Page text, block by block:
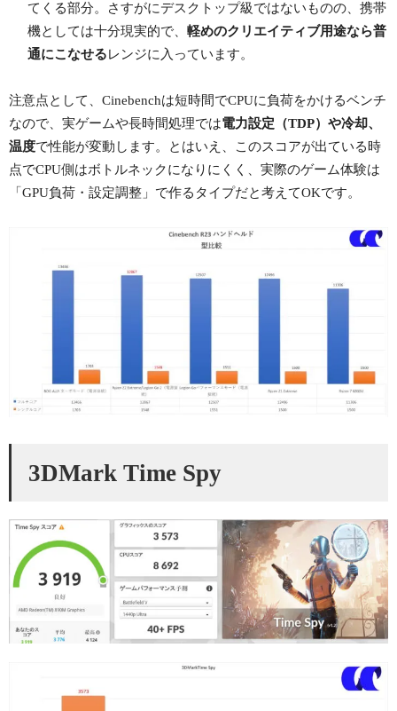
てくる部分。さすがにデスクトップ級ではないものの、携帯
機としては十分現実的で、 軽めのクリエイティブ用途なら普
通にこなせるレンジに入っています。
注意点として、Cinebenchは短時間でCPUに負荷をかけるベンチ
なので、実ゲームや長時間処理では電力設定（TDP）や冷却、
温度で性能が変動します。とはいえ、このスコアが出ている時
点でCPU側はボトルネックになりにくく、実際のゲーム体験は
「GPU負荷・設定調整」で作るタイプだと考えてOKです。
3DMark Time Spy